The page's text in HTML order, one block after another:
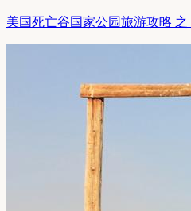
美国死亡谷国家公园旅游攻略 之